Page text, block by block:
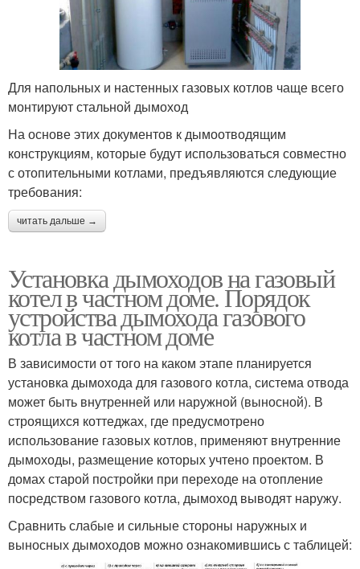
Для напольных и настенных газовых котлов чаще всего
монтируют стальной дымоход
На основе этих документов к дымоотводящим
конструкциям, которые будут использоваться совместно
с отопительными котлами, предъявляются следующие
требования:
читать дальше →
Установка дымоходов на газовый
котел в частном доме. Порядок
устройства дымохода газового
котла в частном доме
В зависимости от того на каком этапе планируется
установка дымохода для газового котла, система отвода
может быть внутренней или наружной (выносной). В
строящихся коттеджах, где предусмотрено
использование газовых котлов, применяют внутренние
дымоходы, размещение которых учтено проектом. В
домах старой постройки при переходе на отопление
посредством газового котла, дымоход выводят наружу.
Сравнить слабые и сильные стороны наружных и
выносных дымоходов можно ознакомившись с таблицей: